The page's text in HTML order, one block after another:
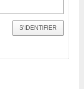
S'IDENTIFIER